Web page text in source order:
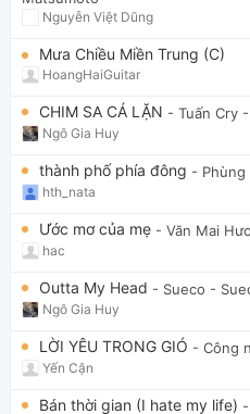
Nguyễn Việt Dũng
Mưa Chiều Miền Trung (C)
HoangHaiGuitar
CHIM SA CÁ LẶN - Tuấn Cry
Ngô Gia Huy
thành phố phía đông - Phùng
hth_nata
Ước mơ của mẹ - Văn Mai
hac
Outta My Head - Sueco -
Ngô Gia Huy
LỜI YÊU TRONG GIÓ - Công
Yến Cận
Bán thời gian (I hate my life)